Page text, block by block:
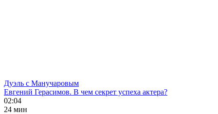
Дуэль с Манучаровым
Евгений Герасимов. В чем секрет успеха актера?
02:04
24 мин